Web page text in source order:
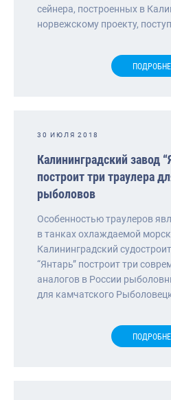
сейнера, построенных в
норвежскому проекту,
30 ИЮЛЯ 2018
Калининградский завод
построит три траулера
рыболовов
Особенностью траулеров
в танках охлаждаемой
Калининградский
“Янтарь” построит три
аналогов в России
для камчатского